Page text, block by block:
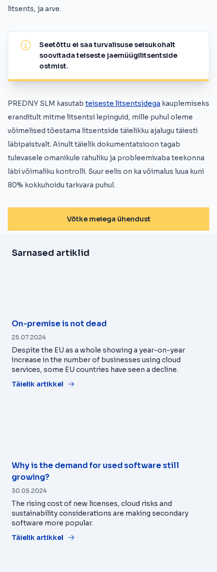
litsents, ja arve.
Seetõttu ei saa turvalisuse seisukohalt
soovitada teiseste jaemüügilitsentside
ostmist.
PREDNY SLM kasutab teiseste litsentsidega kauplemiseks
eranditult mitme litsentsi lepinguid, mille puhul oleme
võimelised tõestama litsentside täielikku ajalugu täiesti
läbipaistvalt. Ainult täielik dokumentatsioon tagab
tulevasele omanikule rahuliku ja probleemivaba teekonna
läbi võimaliku kontrolli. Suur eelis on ka võimalus luua kuni
80% kokkuhoidu tarkvara puhul.
Võtke meiega ühendust
Sarnased artiklid
On-premise is not dead
25.07.2024
Despite the EU as a whole showing a year-on-year
increase in the number of businesses using cloud
services, some EU countries have seen a decline.
Täielik artikkel
Why is the demand for used software still
growing?
30.05.2024
The rising cost of new licenses, cloud risks and
sustainability considerations are making secondary
software more popular.
Täielik artikkel